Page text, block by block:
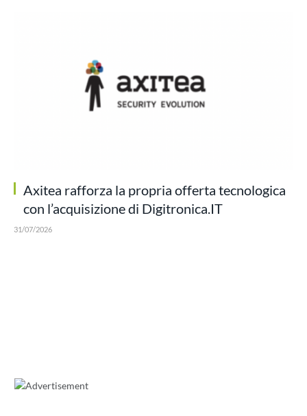
Axitea rafforza la propria offerta tecnologica
con l’acquisizione di Digitronica.IT
31/07/2026